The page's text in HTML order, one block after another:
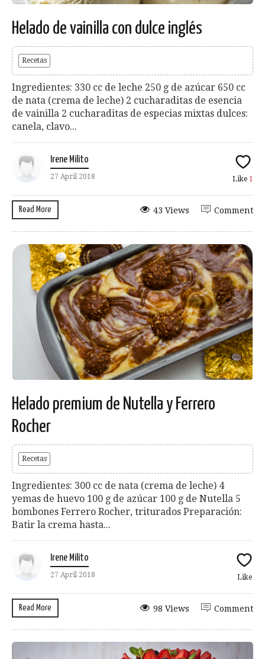
Helado de vainilla con dulce inglés
Recetas
Ingredientes: 330 cc de leche 250 g de azúcar 650 cc
de nata (crema de leche) 2 cucharaditas de esencia
de vainilla 2 cucharaditas de especias mixtas dulces:
canela, clavo...
Irene Milito
27 April 2018 Like 1
Read More Comment
43 Views
Helado premium de Nutella y Ferrero
Rocher
Recetas
Ingredientes: 300 cc de nata (crema de leche) 4
yemas de huevo 100 g de azúcar 100 g de Nutella 5
bombones Ferrero Rocher, triturados Preparación:
Batir la crema hasta...
Irene Milito
27 April 2018 Like
Read More Comment
98 Views